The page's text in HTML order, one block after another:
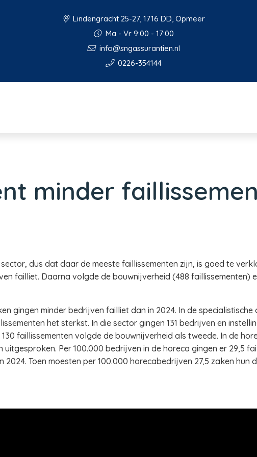
Lindengracht 25-27, 1716 DD, Opmeer
Ma - Vr 9:00 - 17:00
info@sngassurantien.nl
0226-354144
minder
dus dat daar de meeste faillissementen zijn, is goed te
failliet. Daarna volgde de bouwnijverheid (488 faillissementen)
gingen minder bedrijven failliet dan in 2024. In de specialistische
het sterkst. In die sector gingen 131 bedrijven en
faillissementen volgde de bouwnijverheid als tweede. In de
uitgesproken. Per 100.000 bedrijven in de horeca gingen er 29,5
Toen moesten per 100.000 horecabedrijven 27,5 zaken hun